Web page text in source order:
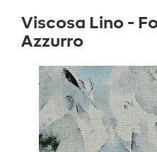
Viscosa Lino -
Azzurro